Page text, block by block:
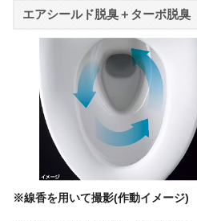
エアシールド脱臭＋ターボ脱臭
※線香を用いて撮影(作動イメージ)